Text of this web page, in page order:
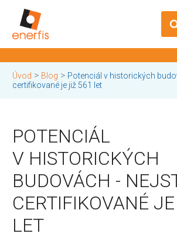
Úvod > Blog > Potenciál v historických
certifikované je již 561 let
POTENCIÁL
V HISTORICKÝCH
BUDOVÁCH -
CERTIFIKOVANÉ
LET